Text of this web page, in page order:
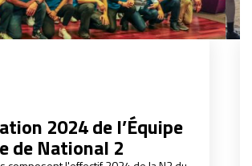
2024 de l’Équipe
de National 2